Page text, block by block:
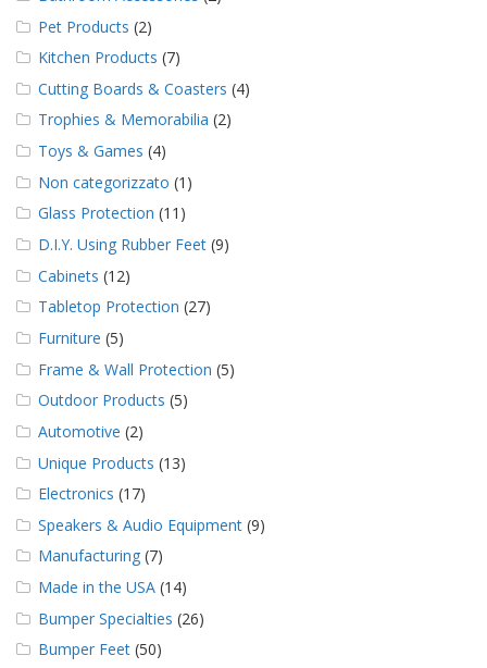
Pet Products (2)
Kitchen Products (7)
Cutting Boards & Coasters (4)
Trophies & Memorabilia (2)
Toys & Games (4)
Non categorizzato (1)
Glass Protection (11)
D.I.Y. Using Rubber Feet (9)
Cabinets (12)
Tabletop Protection (27)
Furniture (5)
Frame & Wall Protection (5)
Outdoor Products (5)
Automotive (2)
Unique Products (13)
Electronics (17)
Speakers & Audio Equipment (9)
Manufacturing (7)
Made in the USA (14)
Bumper Specialties (26)
Bumper Feet (50)